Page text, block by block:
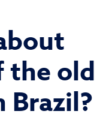
the old